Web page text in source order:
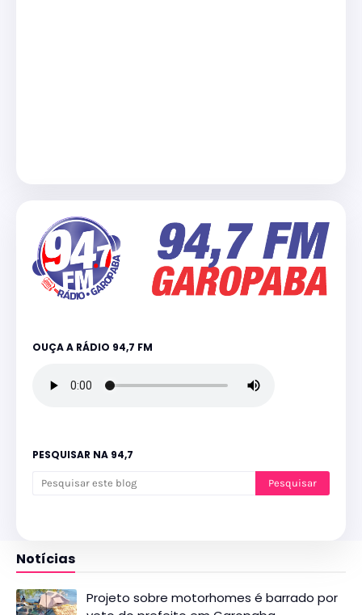
OUÇA A RÁDIO 94,7 FM
PESQUISAR NA 94,7
Notícias
Projeto sobre motorhomes é barrado por